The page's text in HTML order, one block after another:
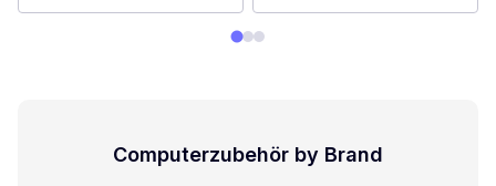
Computerzubehör by Brand